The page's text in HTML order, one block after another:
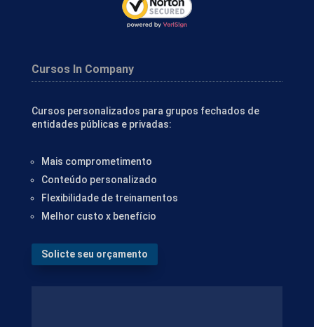
Cursos In Company
Cursos personalizados para grupos fechados de
entidades públicas e privadas:
Mais comprometimento
Conteúdo personalizado
Flexibilidade de treinamentos
Melhor custo x benefício
Solicte seu orçamento